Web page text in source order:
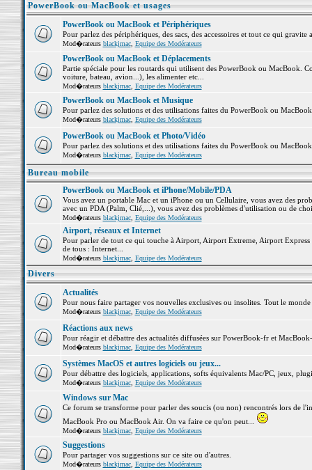
PowerBook ou MacBook et usages
PowerBook ou MacBook et Périphériques
Pour parlez des périphériques, des sacs, des accessoires et tout ce qui
Mod�rateurs blackjmac, Equipe des Modérateurs
PowerBook ou MacBook et Déplacements
Partie spéciale pour les routards qui utilisent des PowerBook ou MacBook.
voiture, bateau, avion...), les alimenter etc...
Mod�rateurs blackjmac, Equipe des Modérateurs
PowerBook ou MacBook et Musique
Pour parlez des solutions et des utilisations faites du PowerBook ou
Mod�rateurs blackjmac, Equipe des Modérateurs
PowerBook ou MacBook et Photo/Vidéo
Pour parlez des solutions et des utilisations faites du PowerBook ou
Mod�rateurs blackjmac, Equipe des Modérateurs
Bureau mobile
PowerBook ou MacBook et iPhone/Mobile/PDA
Vous avez un portable Mac et un iPhone ou un Cellulaire, vous avez des
avec un PDA (Palm, Clié,...), vous avez des problèmes d'utilisation ou de
Mod�rateurs blackjmac, Equipe des Modérateurs
Airport, réseaux et Internet
Pour parler de tout ce qui touche à Airport, Airport Extreme, Airport
de tous : Internet...
Mod�rateurs blackjmac, Equipe des Modérateurs
Divers
Actualités
Pour nous faire partager vos nouvelles exclusives ou insolites. Tout le
Mod�rateurs blackjmac, Equipe des Modérateurs
Réactions aux news
Pour réagir et débattre des actualités diffusées sur PowerBook-fr et
Mod�rateurs blackjmac, Equipe des Modérateurs
Systèmes MacOS et autres logiciels ou jeux...
Pour débattre des logiciels, applications, softs équivalents Mac/PC, jeux,
Mod�rateurs blackjmac, Equipe des Modérateurs
Windows sur Mac
Ce forum se transforme pour parler des soucis (ou non) rencontrés lors de
MacBook Pro ou MacBook Air. On va faire ce qu'on peut...
Mod�rateurs blackjmac, Equipe des Modérateurs
Suggestions
Pour partager vos suggestions sur ce site ou d'autres.
Mod�rateurs blackjmac, Equipe des Modérateurs